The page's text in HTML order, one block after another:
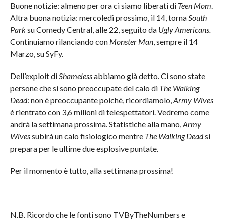
Buone notizie: almeno per ora ci siamo liberati di Teen Mom.
Altra buona notizia: mercoledì prossimo, il 14, tornaSouth
Parksu Comedy Central, alle 22, seguito daUgly Americans.
Continuiamo rilanciando conMonster Man, sempre il 14
Marzo, su SyFy.
Dell’exploit diShamelessabbiamo già detto. Ci sono state
persone che si sono preoccupate del calo di The Walking
Dead: non è preoccupante poichè, ricordiamolo,Army Wives
è rientrato con 3,6 milioni di telespettatori. Vedremo come
andrà la settimana prossima. Statistiche alla mano,Army
Wivessubirà un calo fisiologico mentre The Walking Deadsi
prepara per le ultime due esplosive puntate.
Per il momento è tutto, alla settimana prossima!
N.B. Ricordo che le fonti sono TVByTheNumbers e